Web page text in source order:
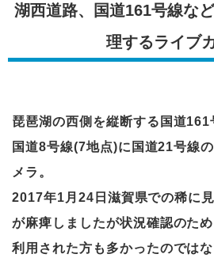
湖西道路、国道161号線な
理するライブ
琵琶湖の西側を縦断する国道
国道8号線(7地点)に国道21号線
メラ。
2017年1月24日滋賀県での稀に
が麻痺しましたが状況確認のた
利用された方も多かったのでは